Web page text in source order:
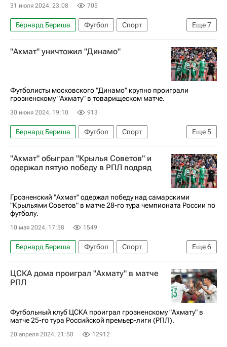
31 июля 2024, 23:08 705
Еще7
Бернард Бериша Футбол
Спорт
Антон Швец
Грозный
Гамид Агаларов
Ахмат
Краснодар
Нижний Новгород
"Ахмат" уничтожил "Динамо"
Футболисты московского "Динамо" крупно проиграли
грозненскому "Ахмату" в товарищеском матче.
30 июня 2024, 19:10 913
Еще5
Бернард Бериша Футбол
Спорт
Химки (городской округ в Московской области)
Гамид Агаларов
Ахмат
Динамо Москва
"Ахмат" обыграл "Крылья Советов" и
одержал пятую победу в РПЛ подряд
Грозненский "Ахмат" одержал победу над самарскими
"Крыльями Советов" в матче 28-го тура чемпионата России по
футболу.
10 мая 2024, 17:58 1549
Еще6
Бернард Бериша Футбол
Спорт
Россия
Самара
Мохамед Конате
Крылья Советов
Зенит Ахмат
ЦСКА дома проиграл "Ахмату" в матче
РПЛ
Футбольный клуб ЦСКА проиграл грозненскому "Ахмату" в
матче 25-го тура Российской премьер-лиги (РПЛ).
20 апреля 2024, 21:50 12912